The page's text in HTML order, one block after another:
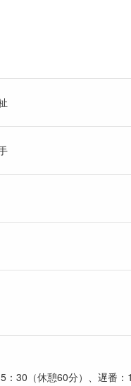
：30（休憩60分）、遅番